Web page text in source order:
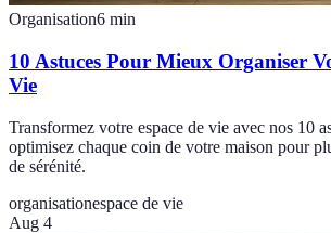
Organisation6 min
10 Astuces Pour Mieux Organiser
Vie
Transformez votre espace de vie avec nos 10
optimisez chaque coin de votre maison pour
de sérénité.
organisationespace de vie
Aug 4